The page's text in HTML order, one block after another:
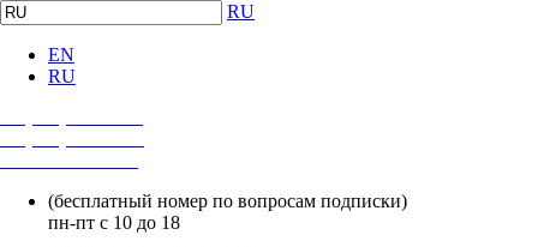
RU
EN
RU
(бесплатный номер по вопросам подписки)
пн-пт с 10 до 18